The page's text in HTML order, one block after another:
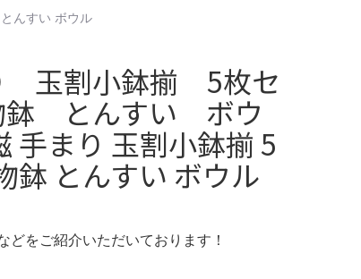
んすい ボウル
玉割小鉢揃 5枚セ
とんすい ボウ
まり 玉割小鉢揃 5
鉢 とんすい ボウル
どをご紹介いただいております！